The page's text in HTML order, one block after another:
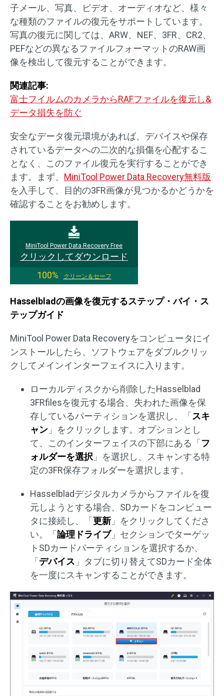
子メール、写真、ビデオ、オーディオなど、様々
な種類のファイルの復元をサポートしています。
写真の復元に関しては、ARW、NEF、3FR、CR2、
PEFなどの異なるファイルフォーマットのRAW画
像を検出して復元することができます。
関連記事:
富士フイルムのカメラからRAFファイルを復元し&
データ損失を防ぐ
安全なデータ復元環境があれば、デバイスや保存
されているデータへの二次的な損傷を心配するこ
となく、このファイル復元を実行することができ
ます。まず、 MiniTool Power Data Recovery無料版
を入手して、目的の3FR画像が見つかるかどうかを
確認することをお勧めします。
MiniTool Power Data Recovery Free
クリックしてダウンロード
100%
クリーン＆セーフ
Hasselbladの画像を復元するステップ・バイ・ス
テップガイド
MiniTool Power Data Recoveryをコンピュータにイ
ンストールしたら、ソフトウェアをダブルクリッ
クしてメインインターフェイスに入ります。
ローカルディスクから削除したHasselblad
3FRfilesを復元する場合、失われた画像を保
存しているパーティションを選択し、「スキ
ャン 」をクリックします。オプションとし
て、このインターフェイスの下部にある「フ
ォルダーを選択 」を選択し、スキャンする特
定の3FR保存フォルダーを選択します。
Hasselbladデジタルカメラからファイルを復
元しようとする場合、SDカードをコンピュー
タに接続し、「更新 」をクリックしてくださ
い。「論理ドライブ」セクションでターゲッ
トSDカードパーティションを選択するか、
「デバイス 」タブに切り替えてSDカード全体
を一度にスキャンすることができます。